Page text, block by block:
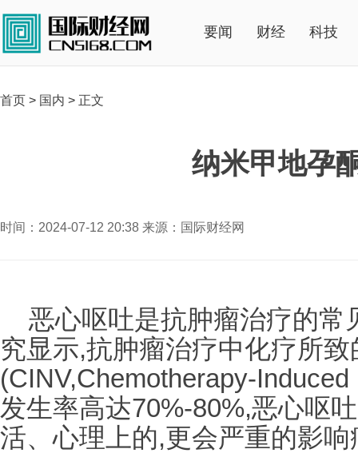
要闻 财经 科技
首页 > 国内 > 正文
纳米甲地孕
时间：2024-07-12 20:38 来源：国际财经网
恶心呕吐是抗肿瘤治疗的常
究显示,抗肿瘤治疗中化疗所
(CINV,Chemotherapy-
发生率高达70%-80%,恶心呕
活、心理上的,更会严重的影响